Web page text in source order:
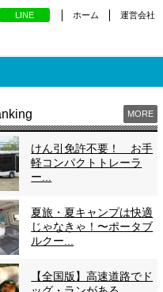
LINE ホーム 運営会社
MORE
けん引免許不要！ お手
軽コンパクトトレーラ
ー...
夏旅・夏キャンプは快適
じゃなきゃ！〜ポータブ
ルクー...
【全国版】高速道路でド